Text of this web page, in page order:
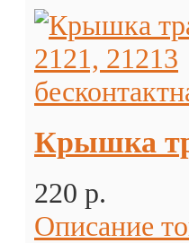
Крышка
220 p.
Описание